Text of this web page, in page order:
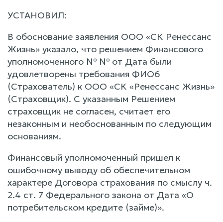
УСТАНОВИЛ:
В обоснование заявления ООО «СК Ренессанс
Жизнь» указало, что решением Финансового
уполномоченного № № от Дата были
удовлетворены требования ФИО6
(Страхователь) к ООО «СК «Ренессанс Жизнь»
(Страховщик). С указанным Решением
страховщик не согласен, считает его
незаконным и необоснованным по следующим
основаниям.
Финансовый уполномоченный пришел к
ошибочному выводу об обеспечительном
характере Договора страхования по смыслу ч.
2.4 ст. 7 Федерального закона от Дата «О
потребительском кредите (займе)».